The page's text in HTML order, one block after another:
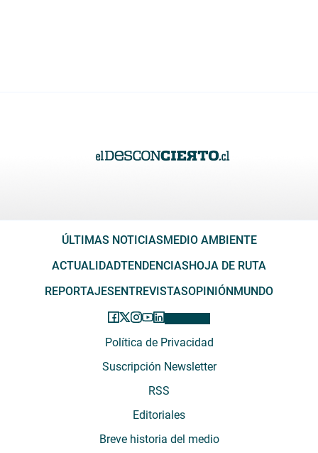
ÚLTIMAS NOTICIAS MEDIO AMBIENTE
ACTUALIDADTENDENCIAS HOJA DE RUTA
REPORTAJES ENTREVISTASOPINIÓN MUNDO
Política de Privacidad
Suscripción Newsletter
RSS
Editoriales
Breve historia del medio